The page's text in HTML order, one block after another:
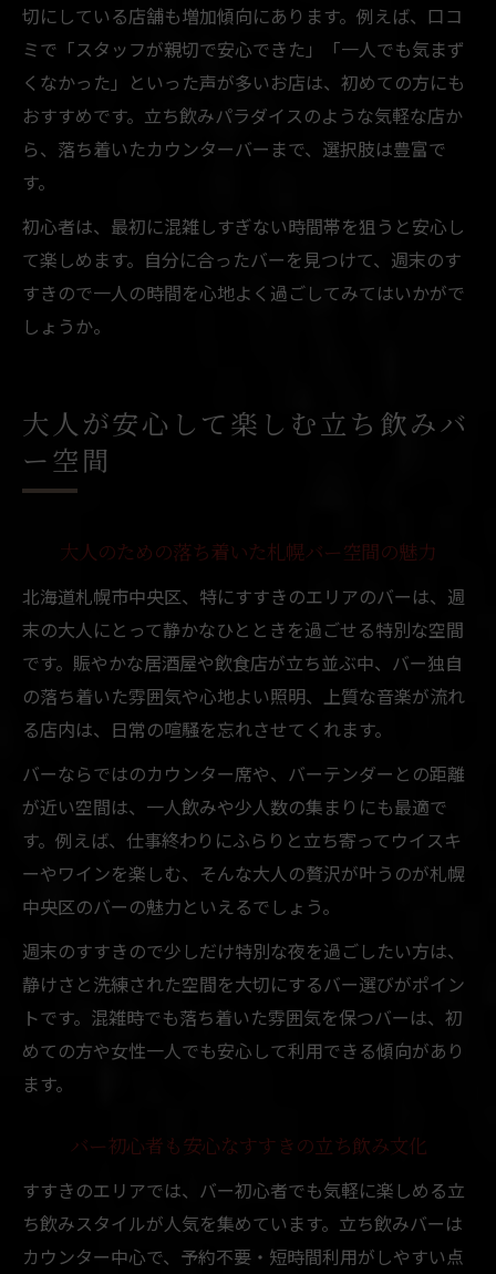
切にしている店舗も増加傾向にあります。例えば、口コ
ミで「スタッフが親切で安心できた」「一人でも気まず
くなかった」といった声が多いお店は、初めての方にも
おすすめです。立ち飲みパラダイスのような気軽な店か
ら、落ち着いたカウンターバーまで、選択肢は豊富で
す。
初心者は、最初に混雑しすぎない時間帯を狙うと安心し
て楽しめます。自分に合ったバーを見つけて、週末のす
すきので一人の時間を心地よく過ごしてみてはいかがで
しょうか。
大人が安心して楽しむ立ち飲みバ
ー空間
大人のための落ち着いた札幌バー空間の魅力
北海道札幌市中央区、特にすすきのエリアのバーは、週
末の大人にとって静かなひとときを過ごせる特別な空間
です。賑やかな居酒屋や飲食店が立ち並ぶ中、バー独自
の落ち着いた雰囲気や心地よい照明、上質な音楽が流れ
る店内は、日常の喧騒を忘れさせてくれます。
バーならではのカウンター席や、バーテンダーとの距離
が近い空間は、一人飲みや少人数の集まりにも最適で
す。例えば、仕事終わりにふらりと立ち寄ってウイスキ
ーやワインを楽しむ、そんな大人の贅沢が叶うのが札幌
中央区のバーの魅力といえるでしょう。
週末のすすきので少しだけ特別な夜を過ごしたい方は、
静けさと洗練された空間を大切にするバー選びがポイン
トです。混雑時でも落ち着いた雰囲気を保つバーは、初
めての方や女性一人でも安心して利用できる傾向があり
ます。
バー初心者も安心なすすきの立ち飲み文化
すすきのエリアでは、バー初心者でも気軽に楽しめる立
ち飲みスタイルが人気を集めています。立ち飲みバーは
カウンター中心で、予約不要・短時間利用がしやすい点